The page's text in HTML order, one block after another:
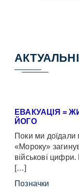
ЕВАКУАЦІЯ =
ЙОГО
Поки ми
«Мороку»
військові
[…]
Позначки